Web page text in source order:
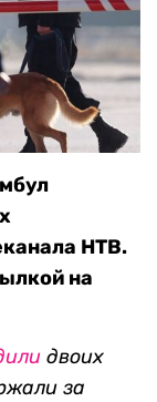
НТВ.
на
двоих
за